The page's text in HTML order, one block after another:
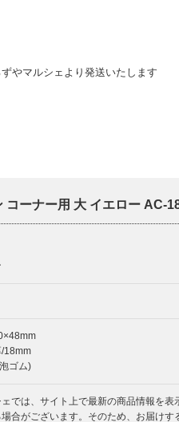
やマルシェより発送いたします
コーナー用 大 イエロー AC-
18mm
ゴム)
では、サイト上で最新の商品情報を
合がございます。そのため、お届けす